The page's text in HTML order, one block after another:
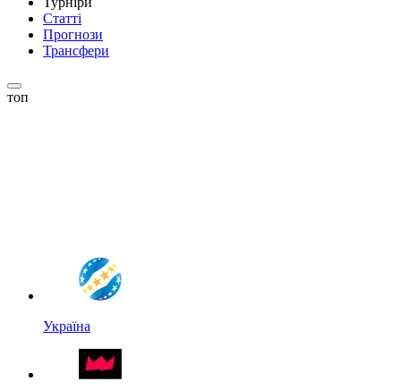
Статті
Прогнози
Трансфери
топ
Україна